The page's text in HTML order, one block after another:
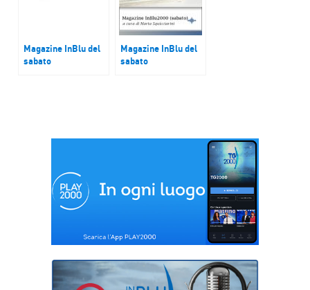
Magazine InBlu del
sabato
Magazine InBlu del
sabato